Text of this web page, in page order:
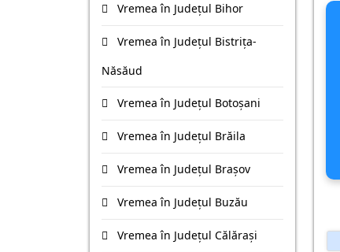
Vremea în Județul Bihor
Vremea în Județul Bistriţa-
Năsăud
Vremea în Județul Botoşani
Vremea în Județul Brăila
Vremea în Județul Braşov
Vremea în Județul Buzău
Vremea în Județul Călăraşi